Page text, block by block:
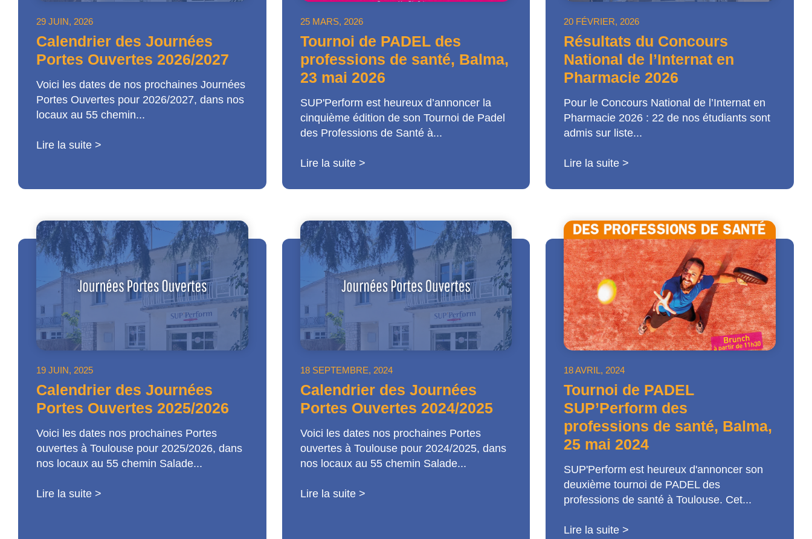
29 JUIN, 2026
Calendrier des Journées
Portes Ouvertes 2026/2027
Voici les dates de nos prochaines Journées
Portes Ouvertes pour 2026/2027, dans nos
locaux au 55 chemin...
Lire la suite >
25 MARS, 2026
Tournoi de PADEL des
professions de santé, Balma,
23 mai 2026
SUP'Perform est heureux d’annoncer la
cinquième édition de son Tournoi de Padel
des Professions de Santé à...
Lire la suite >
20 FÉVRIER, 2026
Résultats du Concours
National de l’Internat en
Pharmacie 2026
Pour le Concours National de l’Internat en
Pharmacie 2026 : 22 de nos étudiants sont
admis sur liste...
Lire la suite >
19 JUIN, 2025
Calendrier des Journées
Portes Ouvertes 2025/2026
Voici les dates nos prochaines Portes
ouvertes à Toulouse pour 2025/2026, dans
nos locaux au 55 chemin Salade...
Lire la suite >
18 SEPTEMBRE, 2024
Calendrier des Journées
Portes Ouvertes 2024/2025
Voici les dates nos prochaines Portes
ouvertes à Toulouse pour 2024/2025, dans
nos locaux au 55 chemin Salade...
Lire la suite >
18 AVRIL, 2024
Tournoi de PADEL
SUP’Perform des
professions de santé, Balma,
25 mai 2024
SUP'Perform est heureux d'annoncer son
deuxième tournoi de PADEL des
professions de santé à Toulouse. Cet...
Lire la suite >